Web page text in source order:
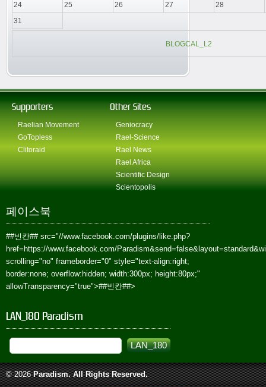
24
25 26 27
28
31
BLOGCAL_L2
Supporters
Raelian Movement
GoTopless
Clitoraid
Other Sites
Geniocracy
Rael-Science
Rael News
Rael Africa
Scientific Design
Scientopolis
페이스북
##빈칸##src="//www.facebook.com/plugins/like.php?
href=https://www.facebook.com/
scrolling="no" frameborder="0" style="text-align:right;
border:none; overflow:hidden; width:300px; height:80px;"
allowTransparency="true">##빈칸##>
LAN_180 Paradism
© 2026 Paradism. All Rights Reserved.